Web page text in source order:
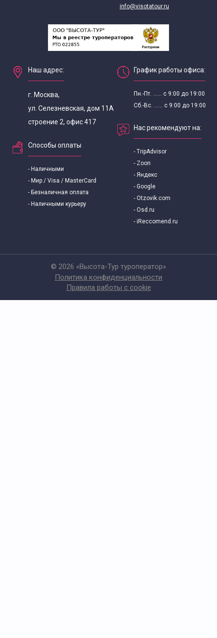
Экскурсии для школьников в апреле
Экскурсии для школьников в августе
Экскурсии по Москве для школьников в декабре
Экскурсии для школьников в феврале
Экскурсии для школьников в июле
Экскурсии для школьников в июне
Экскурсии для школьников в январе
Экскурсии для школьников в мае
Экскурсии для школьников в октябре
info@visotatour.ru
Наш адрес:
г. Москва,
ул. Селезневская, дом 11А
строение 2, офис 417
Способы оплаты
- Наличными
- Мир / Visa / MasterCard
- Безналичная оплата
- Наличными курьеру
График работы офиса:
Пн.-Пт. ...... с 9:00 до 19:00
Сб.-Вс. ...... с 9:00 до 19:00
Нас рекомендуют на:
- TripAdvisor
- Zoon
- Яндекс
- Google
- Otzovik.com
- Osd.ru
- iReccomend.ru
© 2026 «Высота-Тур туроператор»
Политика конфиденциальности
Правила работы с cookie